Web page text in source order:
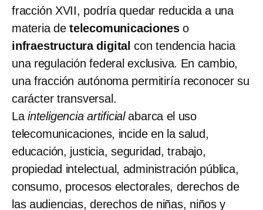
fracción XVII, podría quedar reducida a una
materia detelecomunicaciones o
infraestructura digitalcon tendencia hacia
una regulación federal exclusiva. En cambio,
una fracción autónoma permitiría reconocer su
carácter transversal.
La inteligencia artificialabarca el uso
telecomunicaciones, incide en la salud,
educación, justicia, seguridad, trabajo,
propiedad intelectual, administración pública,
consumo, procesos electorales, derechos de
las audiencias, derechos de niñas, niños y